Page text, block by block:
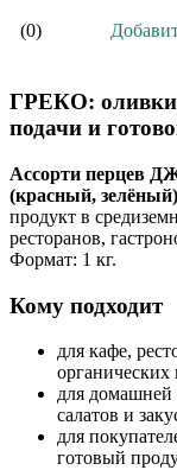
(0)
ГРЕКО: оливки
подачи и
Ассорти перцев
(красный,
продукт в
ресторанов,
Формат: 1 кг.
Кому подходит
для кафе,
органических
для домашней
салатов и
для
готовый